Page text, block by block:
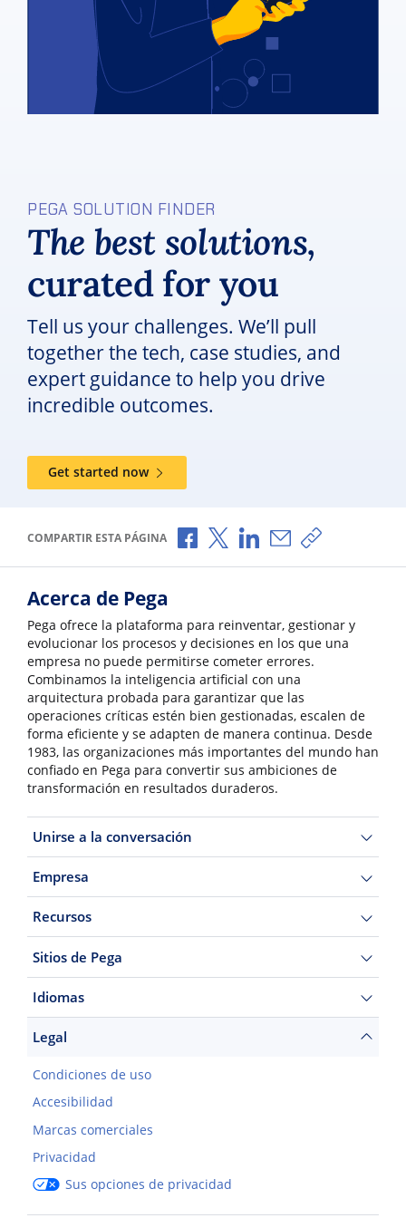
PEGA SOLUTION FINDER
The best solutions,
curated for you
Tell us your challenges. We’ll pull
together the tech, case studies, and
expert guidance to help you drive
incredible outcomes.
Get started now
COMPARTIR ESTA PÁGINA Compartir a través de Facebook
Compartir a través de X
Compartir a través de
Compartir por
Copiar
Acerca de Pega
Pega ofrece la plataforma para reinventar, gestionar y
evolucionar los procesos y decisiones en los que una
empresa no puede permitirse cometer errores.
Combinamos la inteligencia artificial con una
arquitectura probada para garantizar que las
operaciones críticas estén bien gestionadas, escalen de
forma eficiente y se adapten de manera continua. Desde
1983, las organizaciones más importantes del mundo han
confiado en Pega para convertir sus ambiciones de
transformación en resultados duraderos.
Unirse a la conversación
Empresa
Recursos
Sitios de Pega
Idiomas
Legal
Condiciones de uso
Accesibilidad
Marcas comerciales
Privacidad
Sus opciones de privacidad